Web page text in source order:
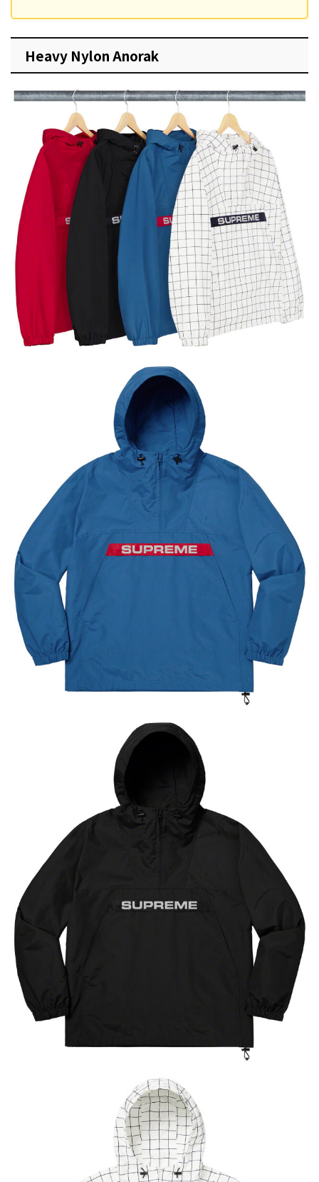
Heavy Nylon Anorak